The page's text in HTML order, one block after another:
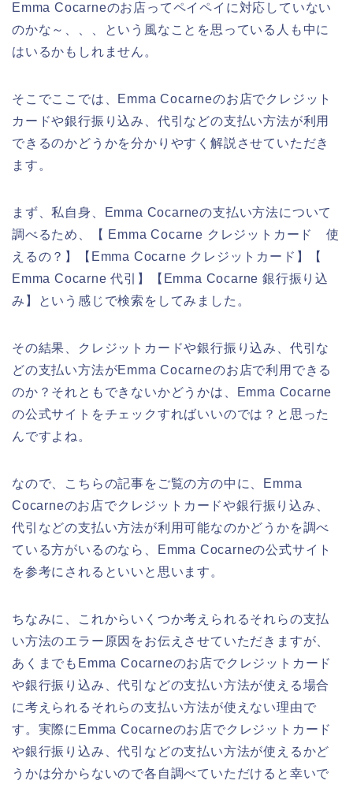
Emma Cocarneのお店ってペイペイに対応していない
のかな～、、、という風なことを思っている人も中に
はいるかもしれません。
そこでここでは、Emma Cocarneのお店でクレジット
カードや銀行振り込み、代引などの支払い方法が利用
できるのかどうかを分かりやすく解説させていただき
ます。
まず、私自身、Emma Cocarneの支払い方法について
調べるため、【 Emma Cocarne クレジットカード 使
えるの？】【Emma Cocarne クレジットカード】【
Emma Cocarne 代引】【Emma Cocarne 銀行振り込
み】という感じで検索をしてみました。
その結果、クレジットカードや銀行振り込み、代引な
どの支払い方法がEmma Cocarneのお店で利用できる
のか？それともできないかどうかは、Emma Cocarne
の公式サイトをチェックすればいいのでは？と思った
んですよね。
なので、こちらの記事をご覧の方の中に、Emma
Cocarneのお店でクレジットカードや銀行振り込み、
代引などの支払い方法が利用可能なのかどうかを調べ
ている方がいるのなら、Emma Cocarneの公式サイト
を参考にされるといいと思います。
ちなみに、これからいくつか考えられるそれらの支払
い方法のエラー原因をお伝えさせていただきますが、
あくまでもEmma Cocarneのお店でクレジットカード
や銀行振り込み、代引などの支払い方法が使える場合
に考えられるそれらの支払い方法が使えない理由で
す。実際にEmma Cocarneのお店でクレジットカード
や銀行振り込み、代引などの支払い方法が使えるかど
うかは分からないので各自調べていただけると幸いで